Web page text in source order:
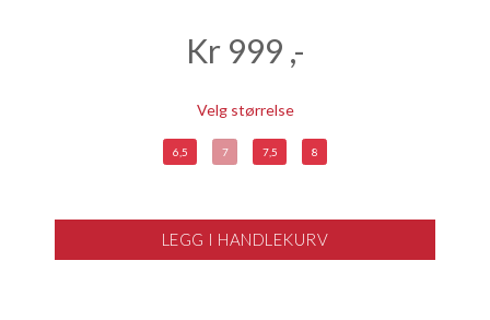
Kr 999 ,-
Velg størrelse
6,5 7 7,5 8
LEGG I HANDLEKURV